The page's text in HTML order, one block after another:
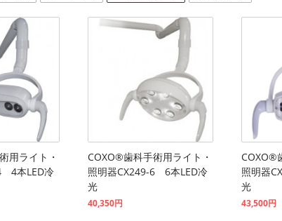
用ライト・
4本LED冷
COXO®歯科手術用ライト・
照明器CX249-6 6本LED冷
光
40,350円
COXO®
照明器
光
43,500円